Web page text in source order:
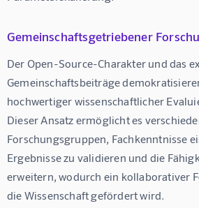
Gemeinschaftsgetriebener
Der Open-Source-Charakter und das
Gemeinschaftsbeiträge
hochwertiger wissenschaftlicher
Dieser Ansatz ermöglicht es
Forschungsgruppen, Fachkenntnisse
Ergebnisse zu validieren und die
erweitern, wodurch ein kollaborativer
die Wissenschaft gefördert wird.